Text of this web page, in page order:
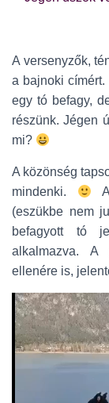
A versenyzők,
a bajnoki
egy tó befagy,
részünk. Jégen
mi?
A közönség
mindenki.
(eszükbe nem
befagyott tó
alkalmazva. A
ellenére is,